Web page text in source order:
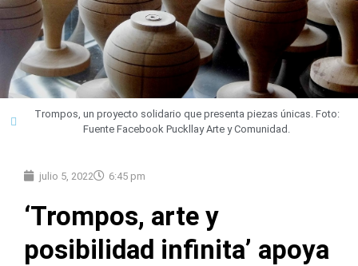
Trompos, un proyecto solidario que presenta piezas únicas. Foto:
Fuente Facebook Puckllay Arte y Comunidad.
julio 5, 2022 6:45 pm
‘Trompos, arte y
posibilidad infinita’ apoya